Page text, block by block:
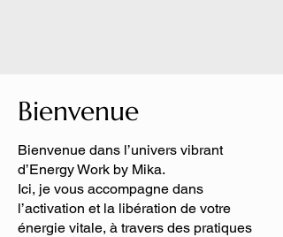
Bienvenue
Bienvenue dans l’univers vibrant
d’Energy Work by Mika.
Ici, je vous accompagne dans
l’activation et la libération de votre
énergie vitale, à travers des pratiques